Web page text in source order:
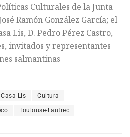
Culturales de la Junta
Ramón González García; el
Lis, D. Pedro Pérez Castro,
invitados y representantes
salmantinas
Casa Lis Cultura
Toulouse-Lautrec